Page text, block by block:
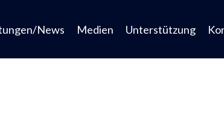
News Medien Unterstützung